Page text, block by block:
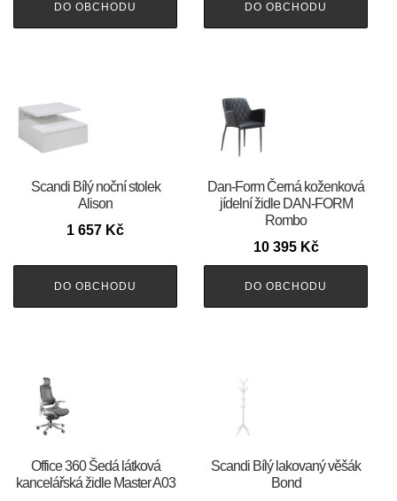
DO OBCHODU DO OBCHODU
Scandi Bílý noční stolek
Alison
1 657 Kč
DO OBCHODU
​​​​​Dan-Form Černá koženková
jídelní židle DAN-FORM
Rombo
10 395 Kč
DO OBCHODU
Office 360 Šedá látková
kancelářská židle Master A03
Scandi Bílý lakovaný věšák
Bond